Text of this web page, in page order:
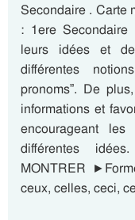
Secondaire . Carte
: 1ere
leurs idées et
différentes
pronoms”. De
informations et
encourageant
différentes
MONTRER
ceux, celles, ceci,